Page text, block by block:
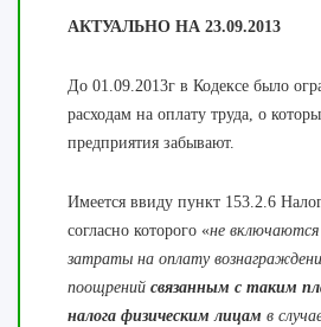
АКТУАЛЬНО НА 23.09.2013
До 01.09.2013г в Кодексе было
расходам на оплату труда, о
предприятия забывают.
Имеется ввиду пункт 153.2.6
согласно которого «не включаются
затраты на оплату
поощрений связанным с таким
налога физическим лицам в